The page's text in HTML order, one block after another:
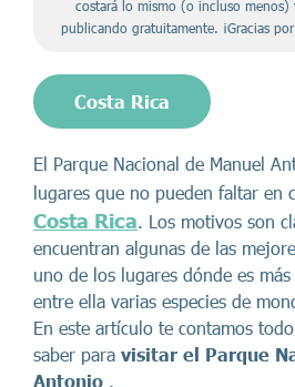
costará lo mismo (o incluso menos)
publicando gratuitamente. ¡Gracias
Costa Rica
El Parque Nacional de Manuel
lugares que no pueden faltar en
Costa Rica. Los motivos son
encuentran algunas de las
uno de los lugares dónde es
entre ella varias especies de
En este artículo te contamos
saber para visitar el Parque
Antonio .